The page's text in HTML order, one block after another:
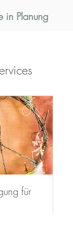
in Planung
für